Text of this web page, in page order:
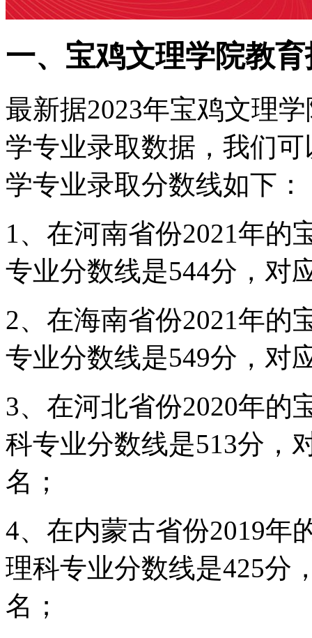
一、宝鸡文理学院教
最新据2023年宝鸡文理
学专业录取数据，我们
学专业录取分数线如下：
1、在河南省份2021年的
专业分数线是544分，对
2、在海南省份2021年的
专业分数线是549分，对
3、在河北省份2020年的
科专业分数线是513分，
名；
4、在内蒙古省份2019年
理科专业分数线是425分
名；